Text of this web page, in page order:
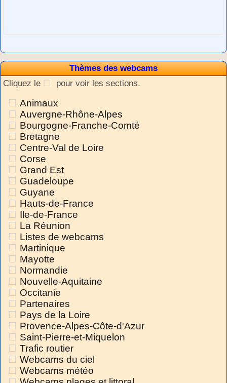
Thèmes des webcams
Cliquez le
pour voir les sections.
Animaux
Auvergne-Rhône-Alpes
Bourgogne-Franche-Comté
Bretagne
Centre-Val de Loire
Corse
Grand Est
Guadeloupe
Guyane
Hauts-de-France
Ile-de-France
La Réunion
Listes de webcams
Martinique
Mayotte
Normandie
Nouvelle-Aquitaine
Occitanie
Partenaires
Pays de la Loire
Provence-Alpes-Côte-d'Azur
Saint-Pierre-et-Miquelon
Trafic routier
Webcams du ciel
Webcams météo